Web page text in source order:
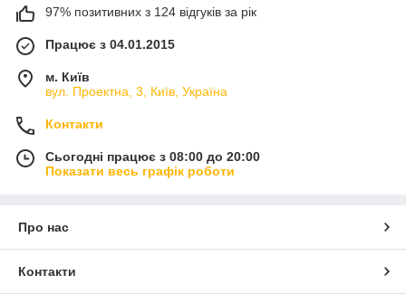
97% позитивних з 124 відгуків за рік
Працює з 04.01.2015
м. Київ
вул. Проектна, 3, Київ, Україна
Контакти
Сьогодні працює з 08:00 до 20:00
Показати весь графік роботи
Про нас
Контакти